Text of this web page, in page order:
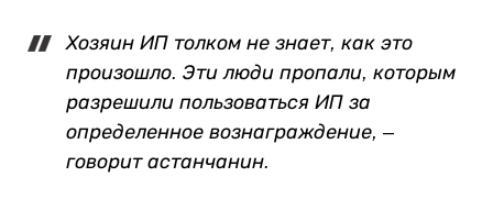
Хозяин ИП толком не знает, как это
произошло. Эти люди пропали, которым
разрешили пользоваться ИП за
определенное вознаграждение, –
говорит астанчанин.